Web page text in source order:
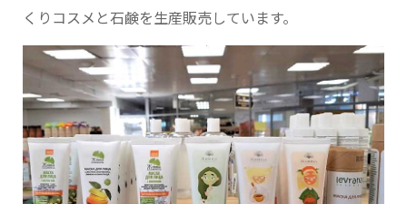
くりコスメと石鹸を生産販売しています。